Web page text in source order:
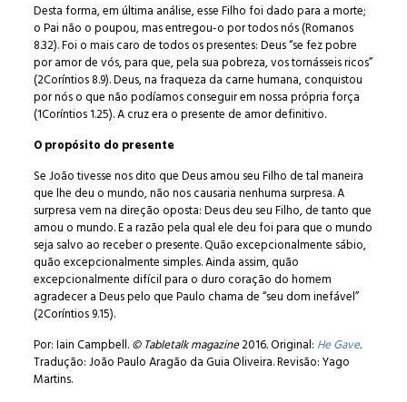
Desta forma, em última análise, esse Filho foi dado para a morte;
o Pai não o poupou, mas entregou-o por todos nós (Romanos
8.32). Foi o mais caro de todos os presentes: Deus “se fez pobre
por amor de vós, para que, pela sua pobreza, vos tornásseis ricos”
(2Coríntios 8.9). Deus, na fraqueza da carne humana, conquistou
por nós o que não podíamos conseguir em nossa própria força
(1Coríntios 1.25). A cruz era o presente de amor definitivo.
O propósito do presente
Se João tivesse nos dito que Deus amou seu Filho de tal maneira
que lhe deu o mundo, não nos causaria nenhuma surpresa. A
surpresa vem na direção oposta: Deus deu seu Filho, de tanto que
amou o mundo. E a razão pela qual ele deu foi para que o mundo
seja salvo ao receber o presente. Quão excepcionalmente sábio,
quão excepcionalmente simples. Ainda assim, quão
excepcionalmente difícil para o duro coração do homem
agradecer a Deus pelo que Paulo chama de “seu dom inefável”
(2Coríntios 9.15).
Por:Iain Campbell.© Tabletalk magazine2016.Original: He Gave.
Tradução:João Paulo Aragão da Guia Oliveira. Revisão:Yago
Martins.